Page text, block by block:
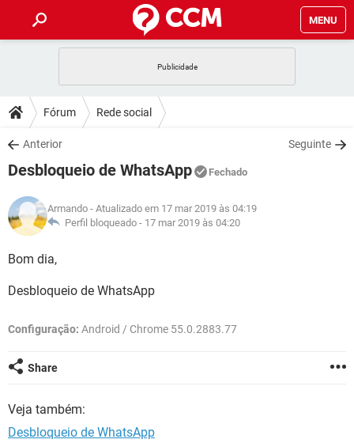
MENU
CELULAR
OUTLOOK
INSTAGRAM GMAIL
GUIA DE COMPRAS
DICAS
JOGOS
INSTAGRAM GMAIL
GUIA DE COMPRAS
DOWNLOADS
JOGOS WHATSAPP
CELULAR
OUTLOOK EXCEL
INSTAGRAM
JOGOS WHATSAPP
CELULAR
OUTLOOK
INSTAGRAM
GLOSSÁRIO
JOGOS
INSTAGRAM GMAIL
GUIA DE COMPRAS
Fórum Rede social
Anterior Seguinte
Desbloqueio de WhatsApp Fechado
Armando - Atualizado em 17 mar 2019 às 04:19
Perfil bloqueado - 17 mar 2019 às 04:20
Bom dia,
Desbloqueio de WhatsApp
Configuração: Android / Chrome 55.0.2883.77
Share
Veja também:
Desbloqueio de WhatsApp